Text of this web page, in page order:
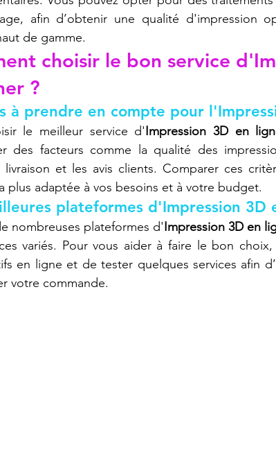
afin d’obtenir une qualité d'impression
de gamme.
choisir le bon service
?
à prendre en compte pour
le meilleur service d'Impression 3D en
des facteurs comme la qualité des
livraison et les avis clients. Comparer ces
plus adaptée à vos besoins et à votre budget.
plateformes d'Impression 3D
nombreuses plateformes d'Impression 3D en
variés. Pour vous aider à faire le bon
en ligne et de tester quelques services afin
votre commande.